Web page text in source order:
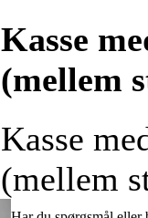
Kasse
(mellem
Kasse
(mellem